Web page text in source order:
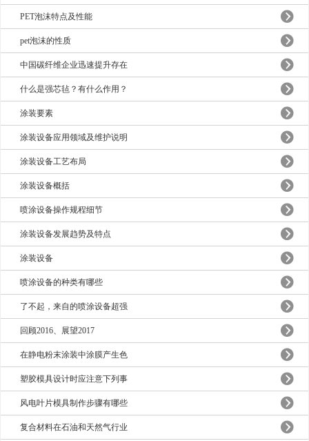
PET泡沫特点及性能
pet泡沫的性质
中国碳纤维企业迅速提升存在
什么是强芯毡？有什么作用？
涂装要素
涂装设备应用领域及维护说明
涂装设备工艺布局
涂装设备概括
喷涂设备操作规程细节
涂装设备发展趋势及特点
涂装设备
喷涂设备的种类有哪些
了不起，来自的喷涂设备超强
回顾2016、展望2017
在静电粉末涂装中涂膜产生色
塑胶模具设计时应注意下列事
风电叶片模具制作步骤有哪些
复合材料在石油和天然气行业